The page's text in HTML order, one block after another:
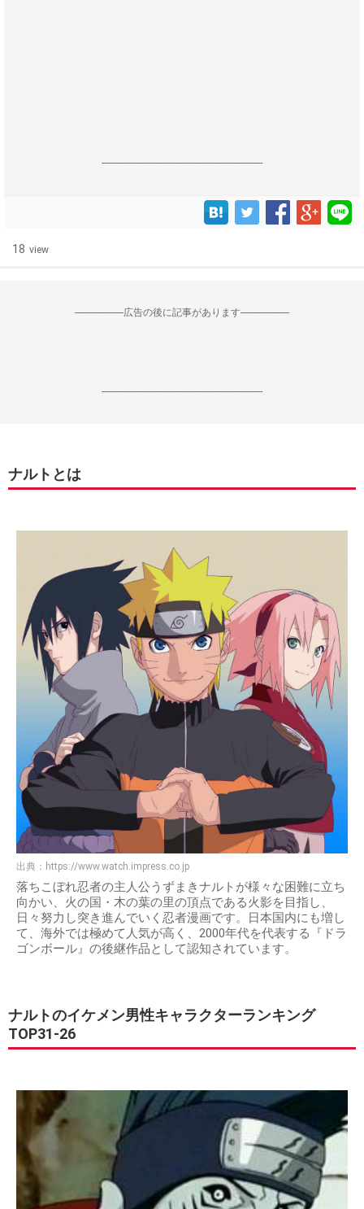
------------------------------------------------------------------
18 view
--------------------広告の後に記事があります--------------------
------------------------------------------------------------------
ナルトとは
出典： https://www.watch.impress.co.jp
落ちこぼれ忍者の主人公うずまきナルトが様々な困難に立ち
向かい、火の国・木の葉の里の頂点である火影を目指し、
日々努力し突き進んでいく忍者漫画です。日本国内にも増し
て、海外では極めて人気が高く、2000年代を代表する『ドラ
ゴンボール』の後継作品として認知されています。
ナルトのイケメン男性キャラクターランキング
TOP31-26